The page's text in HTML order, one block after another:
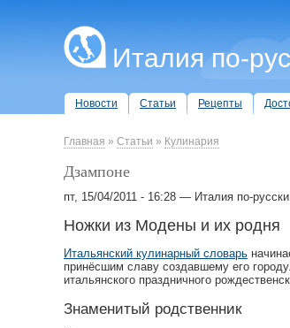
Италия по-
Новости Статьи Рецепты
Главная » Статьи » Кулинария
Дзампоне
пт, 15/04/2011 - 16:28 — Италия по-русски
Ножки из Модены и их родня
Итальянский кулинарный словарь
принёсшим славу создавшему его
итальянского праздничного
Знаменитый родственник